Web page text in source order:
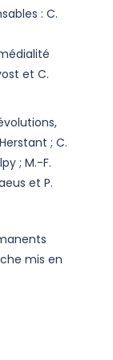
: C.
et C.
; C.
; M.-F.
et P.
mis en